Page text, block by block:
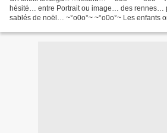
hésité… entre Portrait ou image… des rennes…
sablés de noël… ~°o0o°~ ~°o0o°~ Les enfants